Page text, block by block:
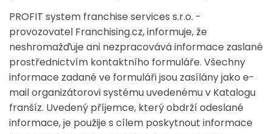
PROFIT system franchise services s.r.o. -
provozovatel Franchising.cz, informuje, že
neshromažďuje ani nezpracovává informace zaslané
prostřednictvím kontaktního formuláře. Všechny
informace zadané ve formuláři jsou zasílány jako e-
mail organizátorovi systému uvedenému v Katalogu
franšíz. Uvedený příjemce, který obdrží odeslané
informace, je použije s cílem poskytnout informace